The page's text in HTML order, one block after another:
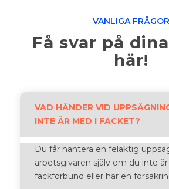
VANLIGA FRÅGOR
Få svar på
här!
VAD HÄNDER VID
INTE ÄR MED I FACKET?
Du får hantera en felaktig
arbetsgivaren själv om du inte
fackförbund eller har en